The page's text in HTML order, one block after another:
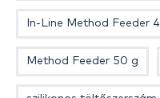
In-Line Method Feeder
Method Feeder 50 g